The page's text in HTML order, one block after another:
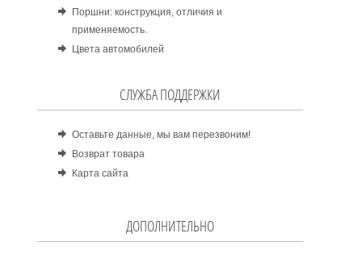
Поршни: конструкция, отличия и
применяемость.
Цвета автомобилей
СЛУЖБА ПОДДЕРЖКИ
Оставьте данные, мы вам перезвоним!
Возврат товара
Карта сайта
ДОПОЛНИТЕЛЬНО